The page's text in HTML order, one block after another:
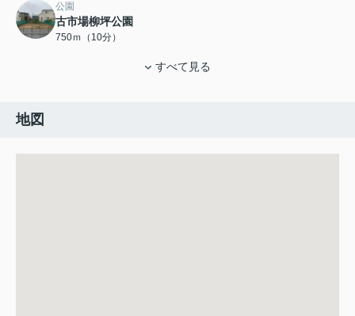
公園
古市場柳坪公園
750ｍ（10分）
すべて見る
地図